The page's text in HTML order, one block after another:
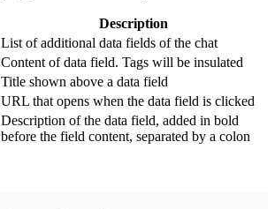
Description
List of additional data fields of the chat
Content of data field. Tags will be insulated
Title shown above a data field
URL that opens when the data field is clicked
Description of the data field, added in bold
before the field content, separated by a colon